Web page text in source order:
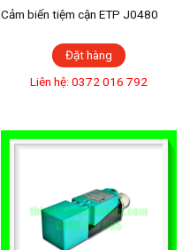
Cảm biến tiệm cận ETP J0480
Đặt hàng
Liên hệ: 0372 016 792